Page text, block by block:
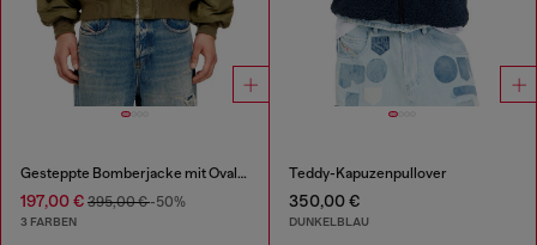
Gesteppte Bomberjacke mit Oval-D-Stickerei
197,00 € 395,00 €-50%
3 FARBEN
Teddy-Kapuzenpullover
350,00 €
DUNKELBLAU